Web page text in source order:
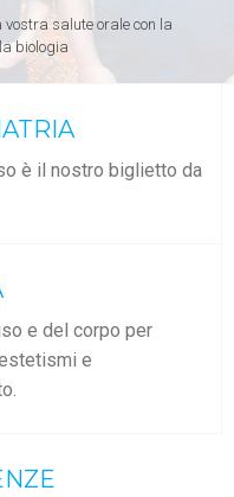
salute orale con la
biologia
è il nostro biglietto da
e del corpo per
e